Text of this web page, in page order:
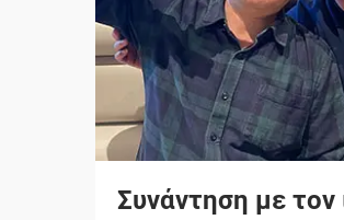
Συνάντηση με τον